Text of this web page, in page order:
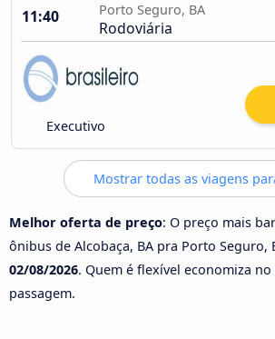
11:40
Porto Seguro, BA
Rodoviária
Executivo
Mostrar todas as viagens
Melhor oferta de preço: O preço mais
ônibus de Alcobaça, BA pra Porto Seguro,
02/08/2026. Quem é flexível economiza
passagem.